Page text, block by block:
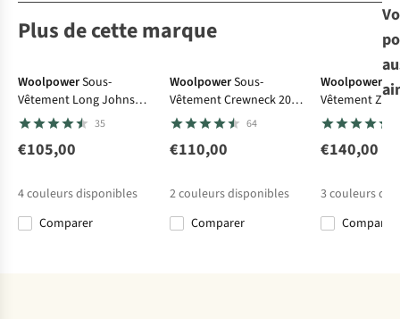
Plus de cette marque
WoolpowerSous-
Vêtement Long Johns
200 (unisex baselayer)
35
€105,00
4couleurs disponibles
Comparer
WoolpowerSous-
Vêtement Crewneck 200
(unisex baselayer)
64
€110,00
2couleurs disponibles
%
Comparer
Avis
Woolpower
Vêtement Zip
200 (unisex
€140,00
3couleurs
%
Comparer